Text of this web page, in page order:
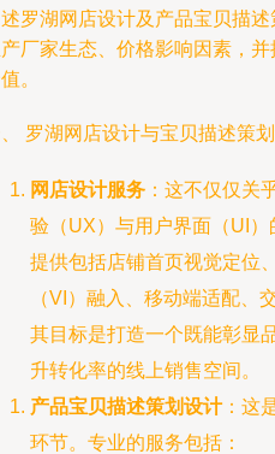
罗湖网店设计及产品宝贝描
厂家生态、价格影响因素，
。
罗湖网店设计与宝贝描述策
网店设计服务 ：这不仅仅关
验（UX）与用户界面（UI
提供包括店铺首页视觉定位
（VI）融入、移动端适配、
其目标是打造一个既能彰显
升转化率的线上销售空间。
产品宝贝描述策划设计：这
环节。专业的服务包括：